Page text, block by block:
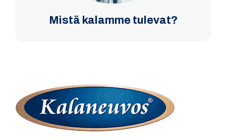
Mistä kalamme tulevat?